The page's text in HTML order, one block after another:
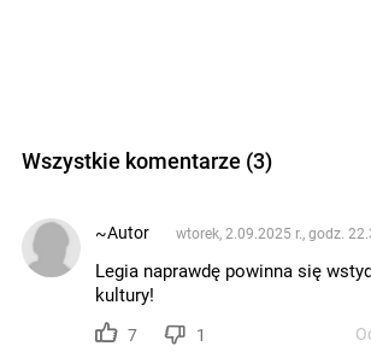
Wszystkie komentarze (3)
~Autor wtorek, 2.09.2025 r., godz.
Legia naprawdę powinna się
kultury!
7 1